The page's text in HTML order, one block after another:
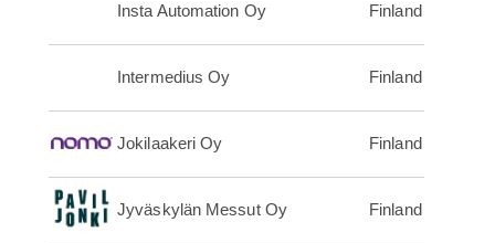
Insta Automation Oy Finland
Intermedius Oy Finland
Jokilaakeri Oy Finland
Jyväskylän Messut Oy Finland